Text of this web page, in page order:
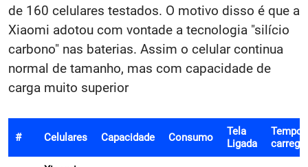
de 160 celulares testados. O motivo disso é que a
Xiaomi adotou com vontade a tecnologia "silício
carbono" nas baterias. Assim o celular continua
normal de tamanho, mas com capacidade de
carga muito superior
# Celulares Capacidade Consumo
Tela
Ligada
Tempo